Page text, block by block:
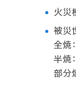
火災
被災
全焼
半焼
部分